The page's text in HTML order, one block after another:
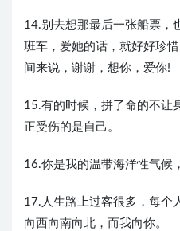
14.别去想那最后一张船票，
班车，爱她的话，就好好珍
间来说，谢谢，想你，爱你!
15.有的时候，拼了命的不让
正受伤的是自己。
16.你是我的温带海洋性气候
17.人生路上过客很多，每个
向西向南向北，而我向你。